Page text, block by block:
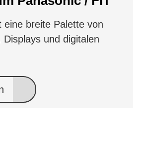
eine breite Palette von
und digitalen